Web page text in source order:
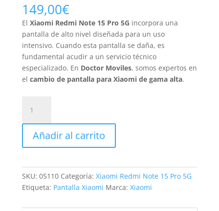
149,00€
El Xiaomi Redmi Note 15 Pro 5G incorpora una
pantalla de alto nivel diseñada para un uso
intensivo. Cuando esta pantalla se daña, es
fundamental acudir a un servicio técnico
especializado. En Doctor Moviles, somos expertos en
el cambio de pantalla para Xiaomi de gama alta.
Pantalla
Xiaomi
Redmi
Note
Pro
5G
cantidad
Añadir al carrito
SKU: 05110 Categoría: Xiaomi Redmi Note 15 Pro 5G
Etiqueta: Pantalla Xiaomi Marca: Xiaomi